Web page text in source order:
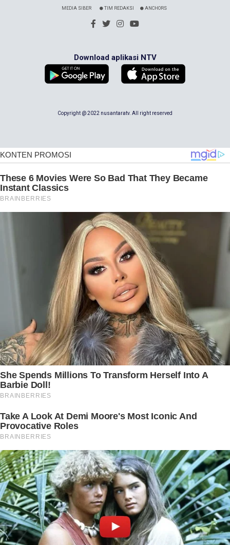
MEDIA SIBER TIM REDAKSI ANCHORS
Download aplikasi NTV
Copyright @ 2022 nusantaratv. All right reserved